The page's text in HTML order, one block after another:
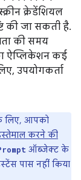
क्रेडेंशियल
की जा सकती है.
की समय
ऐप्लिकेशन कई
उपयोगकर्ता
लिए, आपको
करने की
ऑब्जेक्ट के
पास नहीं किया